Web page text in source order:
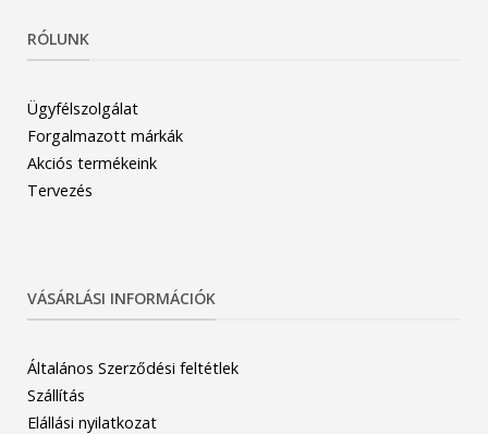
RÓLUNK
Ügyfélszolgálat
Forgalmazott márkák
Akciós termékeink
Tervezés
VÁSÁRLÁSI INFORMÁCIÓK
Általános Szerződési feltétlek
Szállítás
Elállási nyilatkozat